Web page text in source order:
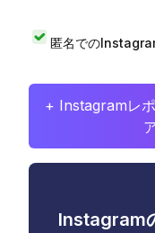
匿名での
+ Instagramレ
Instagram